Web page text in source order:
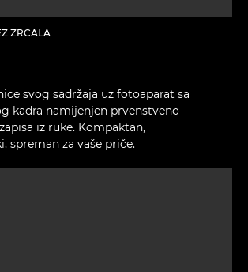
ZRCALA
svog sadržaja uz fotoaparat sa
kadra namijenjen prvenstveno
iz ruke. Kompaktan,
spreman za vaše priče.